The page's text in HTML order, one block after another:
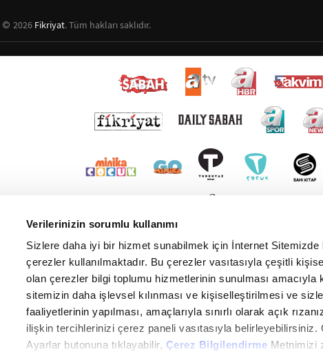
Verilerinizin sorumlu kullanımı
Sizlere daha iyi bir hizmet sunabilmek için İnternet
çerezler kullanılmaktadır. Bu çerezler vasıtasıyla çeşitli
olan çerezler bilgi toplumu hizmetlerinin sunulması amacıyla
sitemizin daha işlevsel kılınması ve kişiselleştirilmesi ve
faaliyetlerinin yapılması, amaçlarıyla sınırlı olarak açık
ilişkin tercihlerinizi çerez paneli vasıtasıyla belirleyebilirsiniz.
Ayarlar butonuna tıklayabilir, Çerez Bilgilendirme Metnimizi
2026 Fikriyat. Tüm hakları saklıdır.